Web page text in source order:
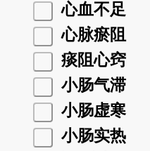
心血不足
心脉瘀阻
痰阻心窍
小肠气滞
小肠虚寒
小肠实热